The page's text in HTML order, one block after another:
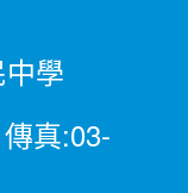
學
真:03-